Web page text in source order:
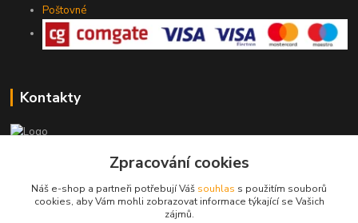
Poštovné
Kontakty
rodinny.bazarek@seznam.cz
Zpracování cookies
Náš e-shop a partneři potřebují Váš souhlas s použitím souborů
cookies, aby Vám mohli zobrazovat informace týkající se Vašich
zájmů.